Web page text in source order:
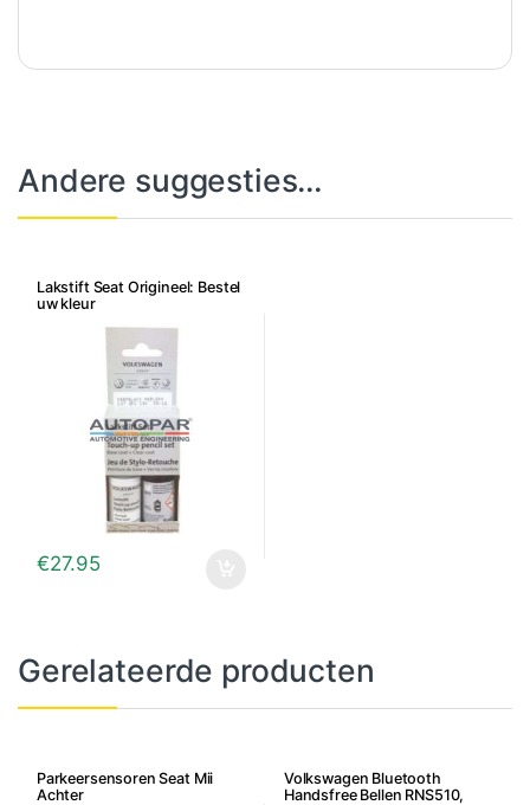
Andere suggesties…
Lakstift Seat Origineel: Bestel
uw kleur
€27.95
Gerelateerde producten
Parkeersensoren Seat Mii
Achter
Volkswagen Bluetooth
Handsfree Bellen RNS510,